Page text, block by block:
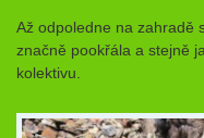
Až odpoledne na zahradě
značně pookřála a stejně
kolektivu.